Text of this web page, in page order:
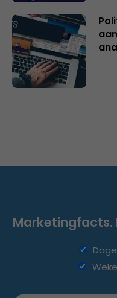
Marketingfacts.